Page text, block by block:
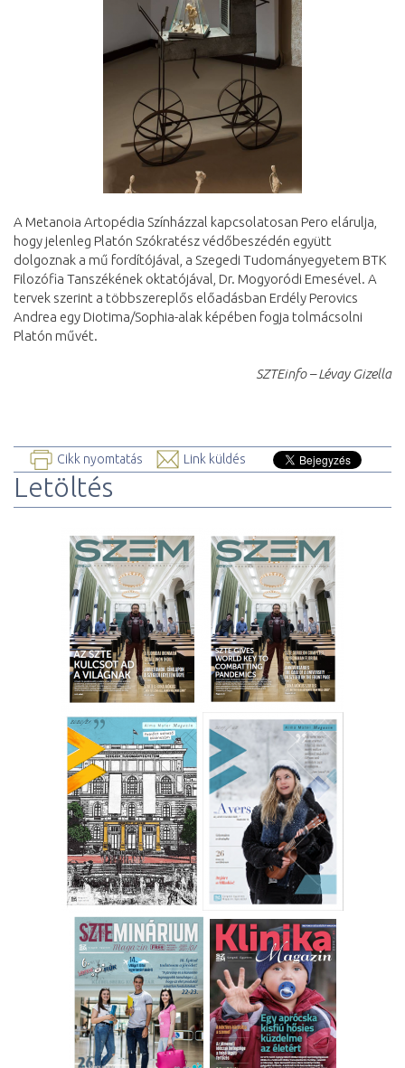
A Metanoia Artopédia Színházzal kapcsolatosan Pero elárulja,
hogy jelenleg Platón Szókratész védőbeszédén együtt
dolgoznak a mű fordítójával, a Szegedi Tudományegyetem BTK
Filozófia Tanszékének oktatójával, Dr. Mogyoródi Emesével. A
tervek szerint a többszereplős előadásban Erdély Perovics
Andrea egy Diotima/Sophia-alak képében fogja tolmácsolni
Platón művét.
SZTEinfo – Lévay Gizella
Cikk nyomtatás Link küldés
Letöltés